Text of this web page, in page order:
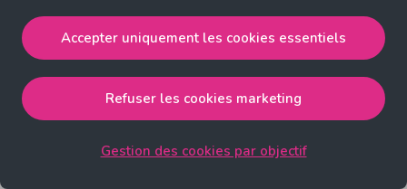
Accepter tous les cookies
strictement nécessaires, performance, fonctionnalité et
publicité ciblée.
Accepter uniquement les cookies essentielsaccepte
les cookies strictement nécessaires.
Accepter uniquement les cookies essentiels
Refuser les cookies marketing
Gestion des cookies par objectif